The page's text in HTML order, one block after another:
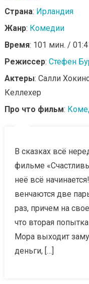
Страна: Ирландия
Жанр: Комедии
Время: 101 мин. /
Режиссер: Стефен
Актеры: Салли
Келлехер
Про что фильм:
В сказках всё
фильме
неё всё
венчаются две
раз, причем на
что вторая
Мора выходит
деньги, […]